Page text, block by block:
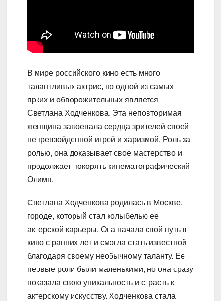
В мире российского кино есть много
талантливых актрис, но одной из самых
ярких и обворожительных является
Светлана Ходченкова. Эта неповторимая
женщина завоевала сердца зрителей своей
непревзойденной игрой и харизмой. Роль за
ролью, она доказывает свое мастерство и
продолжает покорять кинематографический
Олимп.
Светлана Ходченкова родилась в Москве,
городе, который стал колыбелью ее
актерской карьеры. Она начала свой путь в
кино с ранних лет и смогла стать известной
благодаря своему необычному таланту. Ее
первые роли были маленькими, но она сразу
показала свою уникальность и страсть к
актерскому искусству. Ходченкова стала